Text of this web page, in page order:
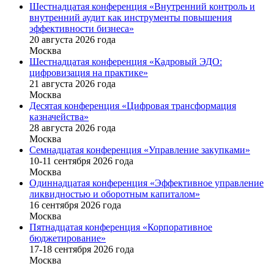
Шестнадцатая конференция «Внутренний контроль и
внутренний аудит как инструменты повышения
эффективности бизнеса»
20 августа 2026 года
Москва
Шестнадцатая конференция «Кадровый ЭДО:
цифровизация на практике»
21 августа 2026 года
Москва
Десятая конференция «Цифровая трансформация
казначейства»
28 августа 2026 года
Москва
Семнадцатая конференция «Управление закупками»
10-11 сентября 2026 года
Москва
Одиннадцатая конференция «Эффективное управление
ликвидностью и оборотным капиталом»
16 cентября 2026 года
Москва
Пятнадцатая конференция «Корпоративное
бюджетирование»
17-18 сентября 2026 года
Москва